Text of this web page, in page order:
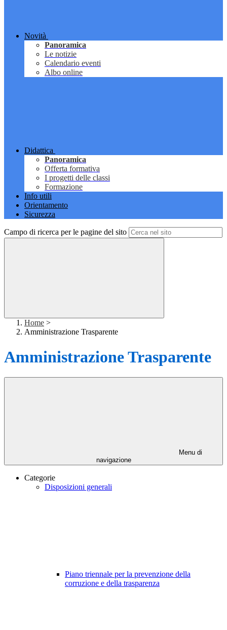
Novità
Panoramica
Le notizie
Calendario eventi
Albo online
Didattica
Panoramica
Offerta formativa
I progetti delle classi
Formazione
Info utili
Orientamento
Sicurezza
Campo di ricerca per le pagine del sito
Home >
Amministrazione Trasparente
Amministrazione Trasparente
Menu di
navigazione
Categorie
Disposizioni generali
Piano triennale per la prevenzione della
corruzione e della trasparenza